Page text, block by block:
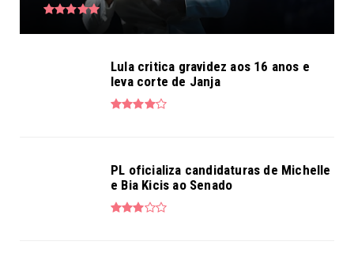
Lula critica gravidez aos 16 anos e
leva corte de Janja
PL oficializa candidaturas de Michelle
e Bia Kicis ao Senado